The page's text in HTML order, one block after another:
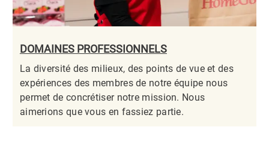
DOMAINES PROFESSIONNELS
La diversité des milieux, des points de vue et des
expériences des membres de notre équipe nous
permet de concrétiser notre mission. Nous
aimerions que vous en fassiez partie.​​​​​​​